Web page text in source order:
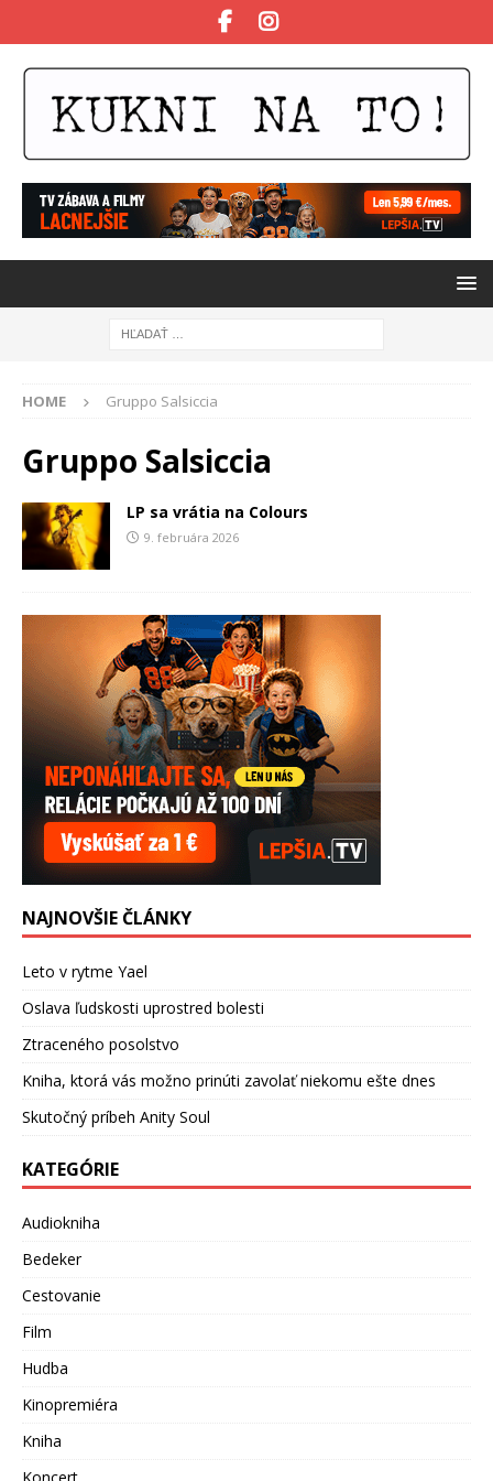
HOME Gruppo Salsiccia
Gruppo Salsiccia
LP sa vrátia na Colours
9. februára 2026
NAJNOVŠIE ČLÁNKY
Leto v rytme Yael
Oslava ľudskosti uprostred bolesti
Ztraceného posolstvo
Kniha, ktorá vás možno prinúti zavolať niekomu ešte dnes
Skutočný príbeh Anity Soul
KATEGÓRIE
Audiokniha
Bedeker
Cestovanie
Film
Hudba
Kinopremiéra
Kniha
Koncert